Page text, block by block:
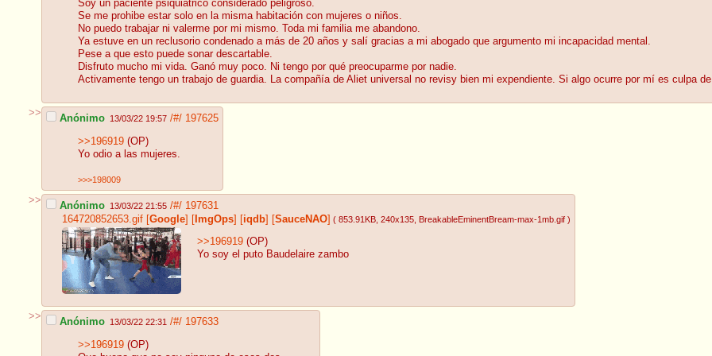
Soy un paciente psiquiatrico considerado peligroso.
Se me prohibe estar solo en la misma habitación con mujeres o niños.
No puedo trabajar ni valerme por mi mismo. Toda mi familia me abandono.
Ya estuve en un reclusorio condenado a más de 20 años y salí gracias a mi abogado que argumento mi incapacidad mental.
Pese a que esto puede sonar descartable.
Disfruto mucho mi vida. Ganó muy poco. Ni tengo por qué preocuparme por nadie.
Activamente tengo un trabajo de guardia. La compañía de Aliet universal no revisy bien mi expendiente. Si algo ocurre por mí es culpa
>> Anónimo 13/03/22 19:57 /#/ 197625
>>196919 (OP)
Yo odio a las mujeres.
>>>198009
>> Anónimo 13/03/22 21:55 /#/ 197631
164720852653.gif [Google] [ ImgOps] [iqdb] [SauceNAO] ( 853.91KB , 240x135 , BreakableEminentBream-max-1mb.gif )
>>196919 (OP)
Yo soy el puto Baudelaire zambo
>> Anónimo 13/03/22 22:31 /#/ 197633
>>196919 (OP)